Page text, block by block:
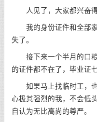
人见了，大家都兴奋得
我的身份证件和全部家
失了。
接下来一个半月的口粮
的证件都不在了，毕业证
如果马上找临时工，也
心极其强烈的我，不会低
自认为无比高尚的尊严。